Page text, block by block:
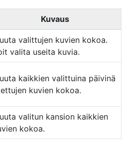
Kuvaus
valittujen kuvien kokoa.
valita useita kuvia.
kaikkien valittuina päivinä
kuvien kokoa.
valitun kansion kaikkien
kokoa.